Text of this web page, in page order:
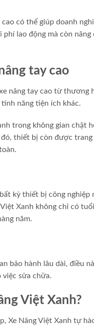
có thể giúp doanh
lao động mà còn nâng
tay cao
nâng tay cao từ thương
năng tiện ích khác.
trong không gian chật
thiết bị còn được
kỳ thiết bị công nghiệp
Xanh không chỉ có
năm.
bảo hành lâu dài, điều
sửa chữa.
Việt Xanh?
Xe Nâng Việt Xanh tự